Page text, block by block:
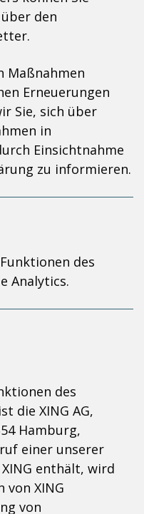
den
Maßnahmen
Erneuerungen
Sie, sich über
in
Einsichtnahme
zu informieren.
des
Analytics.
des
die XING AG,
Hamburg,
einer unserer
enthält, wird
von XING
von